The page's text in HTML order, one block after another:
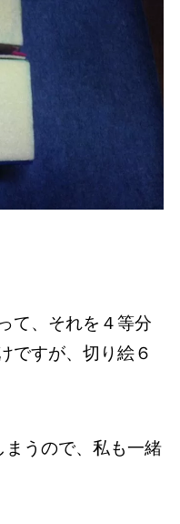
て、それを４等分
ですが、切り絵６
うので、私も一緒